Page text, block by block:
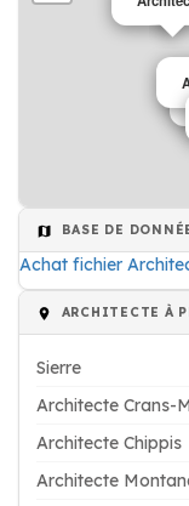
BASE DE
Achat fichier
ARCHITECTE À
Sierre
Architecte Crans-
Architecte Chippis
Architecte